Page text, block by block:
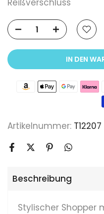
Reißverschluss
IN DEN
Artikelnummer: T12207
Beschreibung
Stylischer Shopper